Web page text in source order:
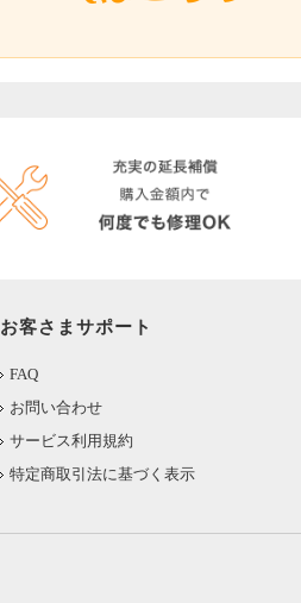
お客さまサポート
FAQ
お問い合わせ
サービス利用規約
特定商取引法に基づく表示